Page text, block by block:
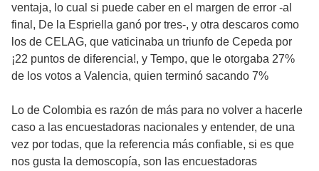
ventaja, lo cual si puede caber en el margen de error -al
final, De la Espriella ganó por tres-, y otra descaros como
los de CELAG, que vaticinaba un triunfo de Cepeda por
¡22 puntos de diferencia!, y Tempo, que le otorgaba 27%
de los votos a Valencia, quien terminó sacando 7%
Lo de Colombia es razón de más para no volver a hacerle
caso a las encuestadoras nacionales y entender, de una
vez por todas, que la referencia más confiable, si es que
nos gusta la demoscopía, son las encuestadoras